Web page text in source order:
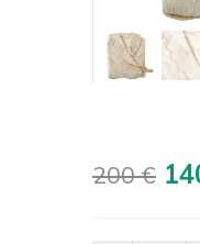
200 €